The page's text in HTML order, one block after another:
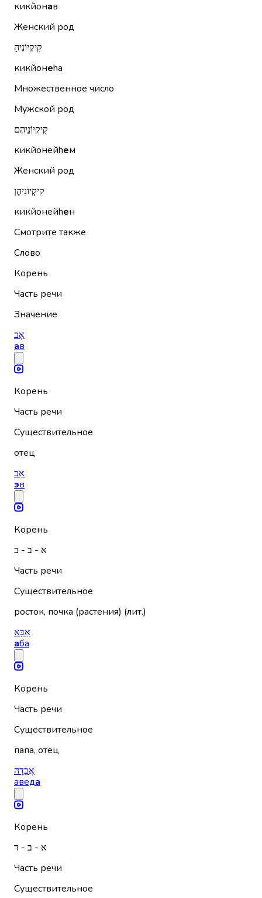
кикйонав
Женский род
קִיקְיוֹנֶיהָ
кикйонеhа
Множественное число
Мужской род
קִיקְיוֹנֵיהֶם
кикйонейhем
Женский род
קִיקְיוֹנֵיהֶן
кикйонейhен
Смотрите также
Слово
Корень
Часть речи
Значение
אָב
ав
Корень
Часть речи
Существительное
отец
אֵב
эв
Корень
א - ב - ב
Часть речи
Существительное
росток, почка (растения) (лит.)
אַבָּא
аба
Корень
Часть речи
Существительное
папа, отец
אֲבֵדָה
аведа
Корень
א - ב - ד
Часть речи
Существительное